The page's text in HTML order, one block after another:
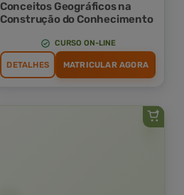
Conceitos Geográficos na
Construção do Conhecimento
CURSO ON-LINE
DETALHES MATRICULAR AGORA